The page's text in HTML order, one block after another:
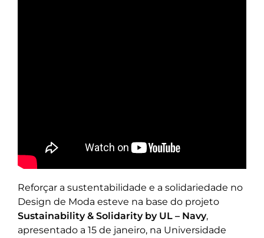
Reforçar a sustentabilidade e a solidariedade no
Design de Moda esteve na base do projeto
Sustainability & Solidarity by UL – Navy,
apresentado a 15 de janeiro, na Universidade